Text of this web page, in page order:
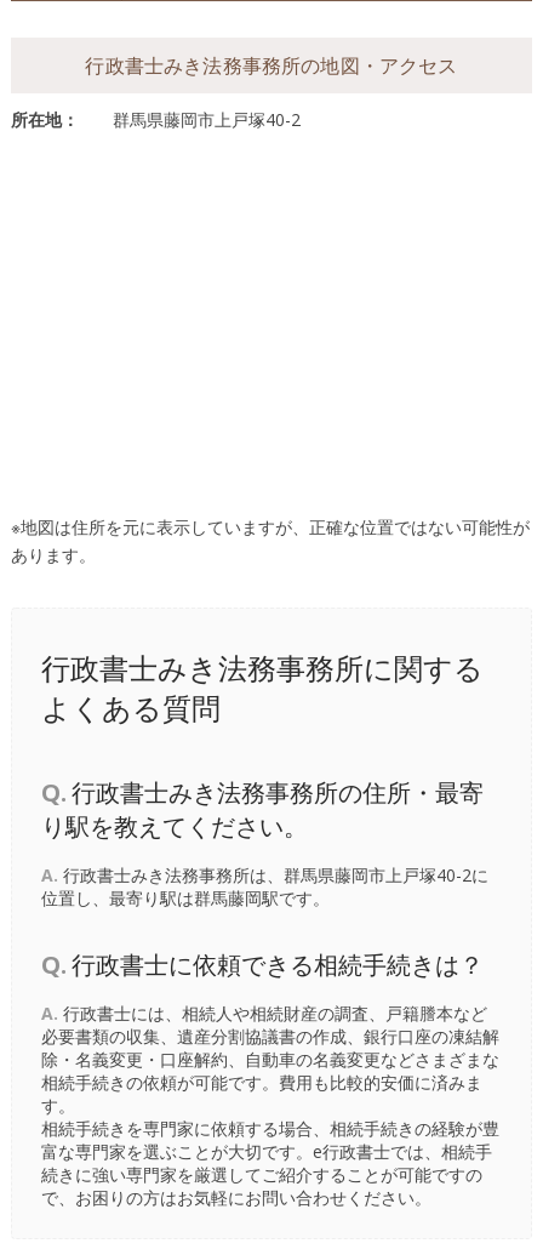
行政書士みき法務事務所の地図・アクセス
所在地： 群馬県藤岡市上戸塚40-2
※地図は住所を元に表示していますが、正確な位置ではない可能性が
あります。
行政書士みき法務事務所に関する
よくある質問
Q.行政書士みき法務事務所の住所・最寄
り駅を教えてください。
A. 行政書士みき法務事務所は、群馬県藤岡市上戸塚40-2に
位置し、最寄り駅は群馬藤岡駅です。
Q.行政書士に依頼できる相続手続きは？
A. 行政書士には、相続人や相続財産の調査、戸籍謄本など
必要書類の収集、遺産分割協議書の作成、銀行口座の凍結解
除・名義変更・口座解約、自動車の名義変更などさまざまな
相続手続きの依頼が可能です。費用も比較的安価に済みま
す。
相続手続きを専門家に依頼する場合、相続手続きの経験が豊
富な専門家を選ぶことが大切です。e行政書士では、相続手
続きに強い専門家を厳選してご紹介することが可能ですの
で、お困りの方はお気軽にお問い合わせください。